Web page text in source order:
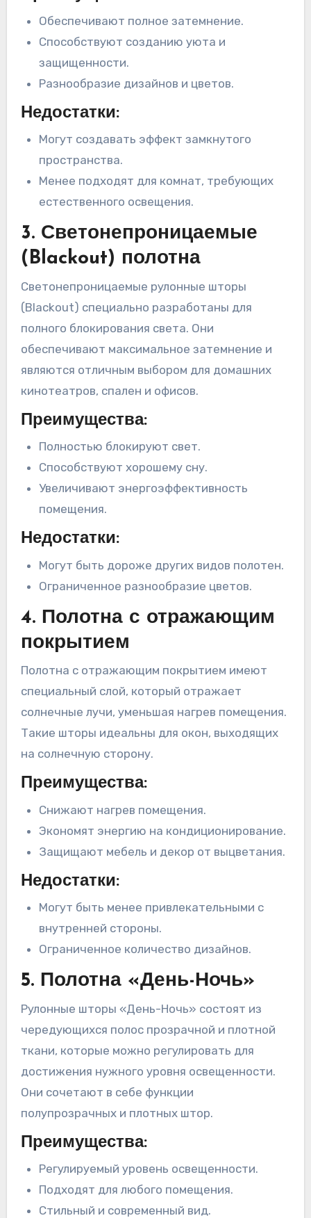
Обеспечивают полное затемнение.
Способствуют созданию уюта и
защищенности.
Разнообразие дизайнов и цветов.
Недостатки:
Могут создавать эффект замкнутого
пространства.
Менее подходят для комнат, требующих
естественного освещения.
3. Светонепроницаемые
(Blackout) полотна
Светонепроницаемые рулонные шторы
(Blackout) специально разработаны для
полного блокирования света. Они
обеспечивают максимальное затемнение и
являются отличным выбором для домашних
кинотеатров, спален и офисов.
Преимущества:
Полностью блокируют свет.
Способствуют хорошему сну.
Увеличивают энергоэффективность
помещения.
Недостатки:
Могут быть дороже других видов полотен.
Ограниченное разнообразие цветов.
4. Полотна с отражающим
покрытием
Полотна с отражающим покрытием имеют
специальный слой, который отражает
солнечные лучи, уменьшая нагрев помещения.
Такие шторы идеальны для окон, выходящих
на солнечную сторону.
Преимущества:
Снижают нагрев помещения.
Экономят энергию на кондиционирование.
Защищают мебель и декор от выцветания.
Недостатки:
Могут быть менее привлекательными с
внутренней стороны.
Ограниченное количество дизайнов.
5. Полотна «День-Ночь»
Рулонные шторы «День-Ночь» состоят из
чередующихся полос прозрачной и плотной
ткани, которые можно регулировать для
достижения нужного уровня освещенности.
Они сочетают в себе функции
полупрозрачных и плотных штор.
Преимущества:
Регулируемый уровень освещенности.
Подходят для любого помещения.
Стильный и современный вид.